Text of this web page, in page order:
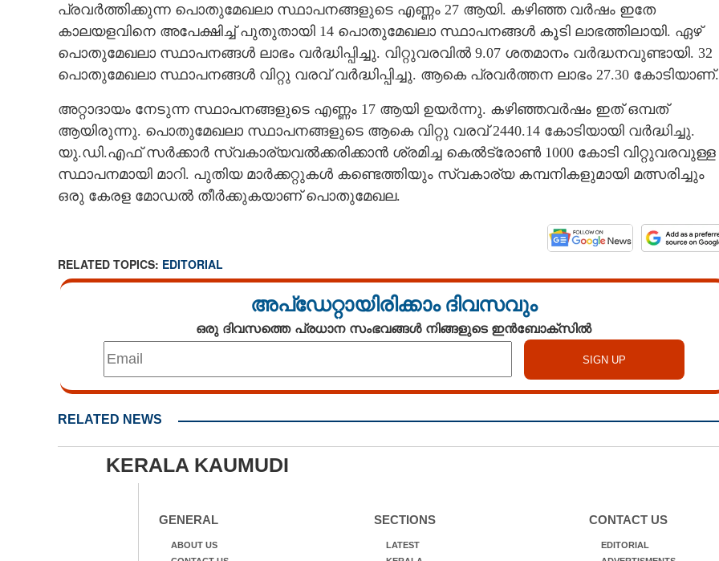
പ്രവർത്തിക്കുന്ന പൊതുമേഖലാ സ്ഥാപനങ്ങളുടെ എണ്ണം 27 ആയി. കഴിഞ്ഞ വർഷം ഇതേ
കാലയളവിനെ അപേക്ഷിച്ച് പുതുതായി 14 പൊതുമേഖലാ സ്ഥാപനങ്ങൾ കൂടി ലാഭത്തിലായി. ഏഴ്
പൊതുമേഖലാ സ്ഥാപനങ്ങൾ ലാഭം വർദ്ധിപ്പിച്ചു. വിറ്റുവരവിൽ 9.07 ശതമാനം വർദ്ധനവുണ്ടായി. 32
പൊതുമേഖലാ സ്ഥാപനങ്ങൾ വിറ്റു വരവ് വർദ്ധിപ്പിച്ചു. ആകെ പ്രവർത്തന ലാഭം 27.30 കോടിയാണ്.
അറ്റാദായം നേടുന്ന സ്ഥാപനങ്ങളുടെ എണ്ണം 17 ആയി ഉയർന്നു. കഴിഞ്ഞവർഷം ഇത് ഒമ്പത്
ആയിരുന്നു. പൊതുമേഖലാ സ്ഥാപനങ്ങളുടെ ആകെ വിറ്റു വരവ് 2440.14 കോടിയായി വർദ്ധിച്ചു.
യു.ഡി.എഫ് സർക്കാർ സ്വകാര്യവൽക്കരിക്കാൻ ശ്രമിച്ച കെൽട്രോൺ 1000 കോടി വിറ്റുവരവുള്ള
സ്ഥാപനമായി മാറി. പുതിയ മാർക്കറ്റുകൾ കണ്ടെത്തിയും സ്വകാര്യ കമ്പനികളുമായി മത്സരിച്ചും
ഒരു കേരള മോഡൽ തീർക്കുകയാണ് പൊതുമേഖല.
RELATED TOPICS: EDITORIAL
അപ്ഡേറ്റായിരിക്കാം ദിവസവും
ഒരു ദിവസത്തെ പ്രധാന സംഭവങ്ങൾ നിങ്ങളുടെ ഇൻബോക്സിൽ
RELATED NEWS
KERALA KAUMUDI
GENERAL
ABOUT US
SECTIONS
LATEST
CONTACT US
EDITORIAL